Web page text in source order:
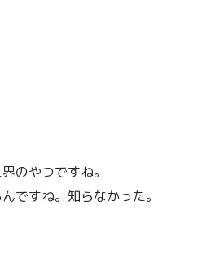
のやつですね。
ですね。知らなかった。